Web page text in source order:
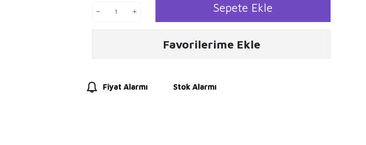
Sepete Ekle
Favorilerime Ekle
Fiyat Alarmı Stok Alarmı